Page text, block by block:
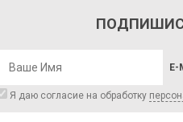
E-
Я даю согласие на обработку